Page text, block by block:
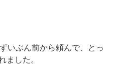
いぶん前から頼んで、とっ
ました。